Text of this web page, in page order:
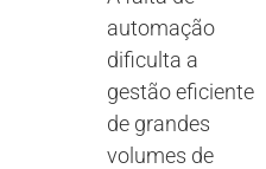
automação
dificulta a
gestão eficiente
de grandes
volumes de